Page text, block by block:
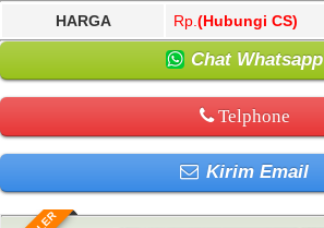
HARGA Rp. (Hubungi CS)
Chat Whatsapp
Telphone
Kirim Email